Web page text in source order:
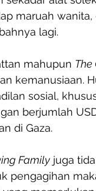
maruah
lagi.
mahupun The
kemanusiaan.
sosial,
berjumlah
di Gaza.
Family juga
pengagihan